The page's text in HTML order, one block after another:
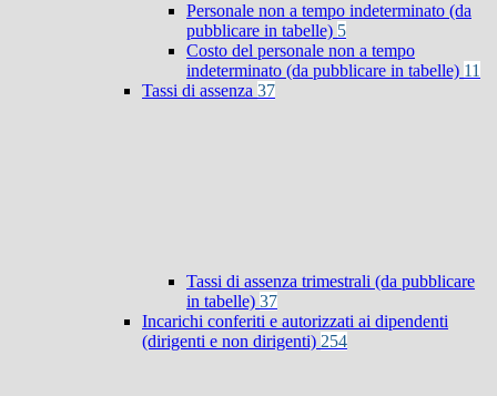
Personale non a tempo indeterminato (da
pubblicare in tabelle) 5
Costo del personale non a tempo
indeterminato (da pubblicare in tabelle) 11
Tassi di assenza 37
Tassi di assenza trimestrali (da pubblicare
in tabelle) 37
Incarichi conferiti e autorizzati ai dipendenti
(dirigenti e non dirigenti) 254